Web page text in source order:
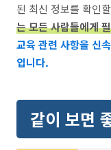
된 최신 정보를 확인
는 모든 사람들에게
교육 관련 사항을 신
입니다.
같이 보면